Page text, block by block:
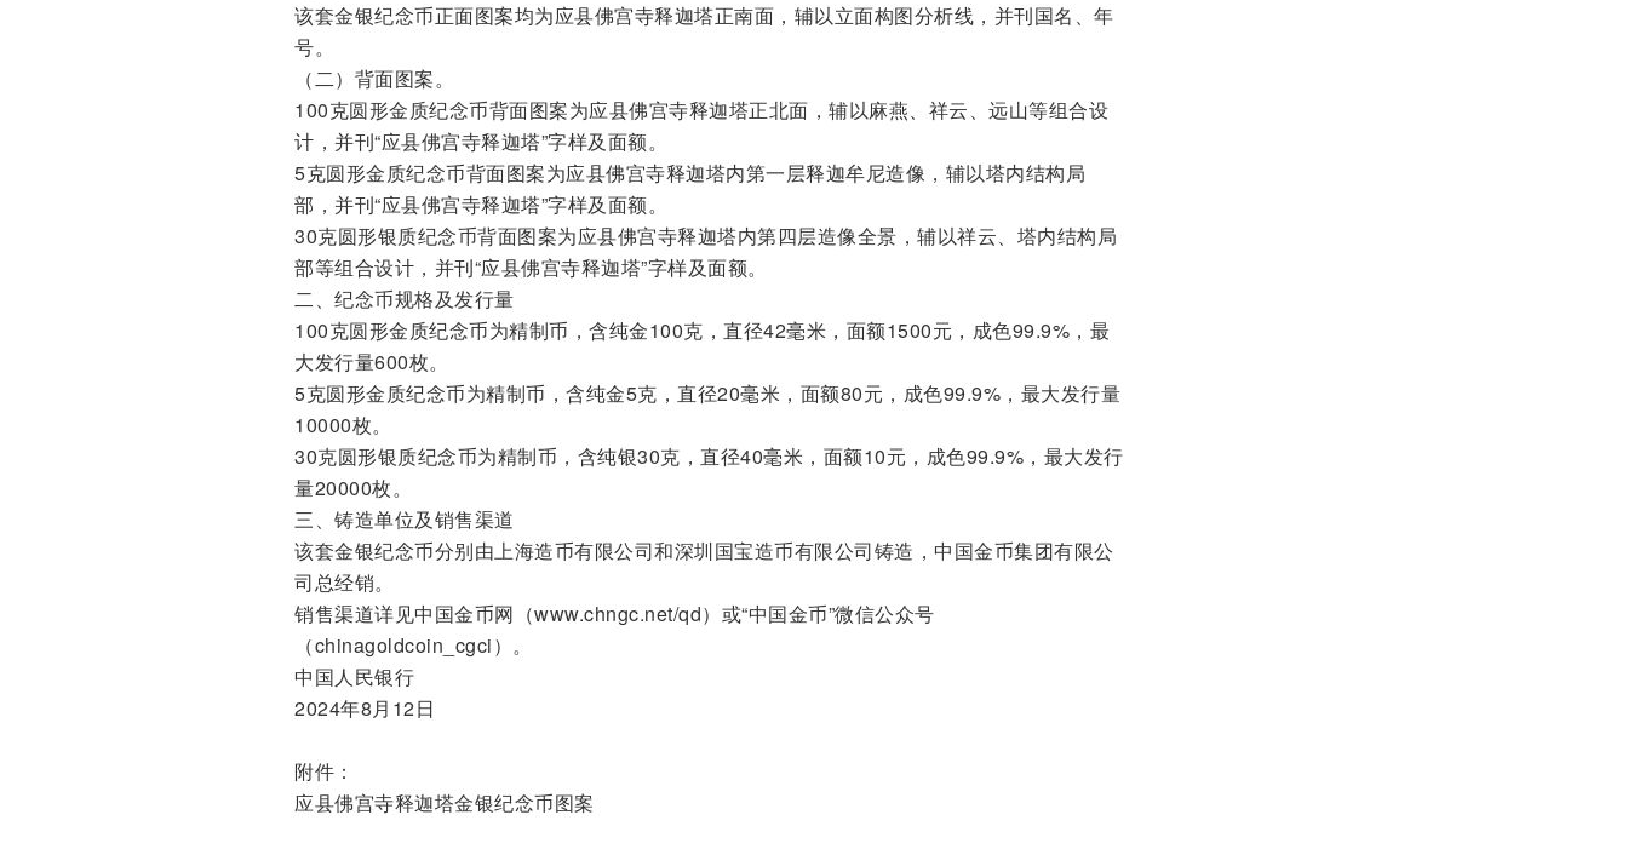
该套金银纪念币正面图案均为应县佛宫寺释迦塔正南面，辅以立面构图分析线，并刊国名、年
号。
（二）背面图案。
100克圆形金质纪念币背面图案为应县佛宫寺释迦塔正北面，辅以麻燕、祥云、远山等组合设
计，并刊“应县佛宫寺释迦塔”字样及面额。
5克圆形金质纪念币背面图案为应县佛宫寺释迦塔内第一层释迦牟尼造像，辅以塔内结构局
部，并刊“应县佛宫寺释迦塔”字样及面额。
30克圆形银质纪念币背面图案为应县佛宫寺释迦塔内第四层造像全景，辅以祥云、塔内结构局
部等组合设计，并刊“应县佛宫寺释迦塔”字样及面额。
二、纪念币规格及发行量
100克圆形金质纪念币为精制币，含纯金100克，直径42毫米，面额1500元，成色99.9%，最
大发行量600枚。
5克圆形金质纪念币为精制币，含纯金5克，直径20毫米，面额80元，成色99.9%，最大发行量
10000枚。
30克圆形银质纪念币为精制币，含纯银30克，直径40毫米，面额10元，成色99.9%，最大发行
量20000枚。
三、铸造单位及销售渠道
该套金银纪念币分别由上海造币有限公司和深圳国宝造币有限公司铸造，中国金币集团有限公
司总经销。
销售渠道详见中国金币网（www.chngc.net/qd）或“中国金币”微信公众号
（chinagoldcoin_cgci）。
中国人民银行
2024年8月12日
附件：
应县佛宫寺释迦塔金银纪念币图案